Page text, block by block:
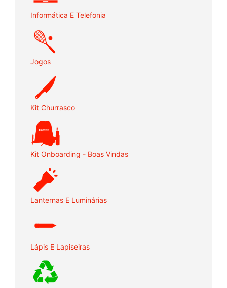
Informática E Telefonia
Jogos
Kit Churrasco
Kit Onboarding - Boas Vindas
Lanternas E Luminárias
Lápis E Lapiseiras